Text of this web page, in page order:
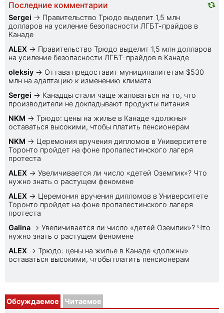
Последние комментарии
Sеrgei → Правительство Трюдо выделит 1,5 млн
долларов на усиление безопасности ЛГБТ-прайдов в
Канаде
ALEX → Правительство Трюдо выделит 1,5 млн долларов
на усиление безопасности ЛГБТ-прайдов в Канаде
oleksiy → Оттава предоставит муниципалитетам $530
млн на адаптацию к изменению климата
Sеrgei → Канадцы стали чаще жаловаться на то, что
производители не докладывают продукты питания
NKM → Трюдо: цены на жилье в Канаде «должны»
оставаться высокими, чтобы платить пенсионерам
NKM → Церемония вручения дипломов в Университете
Торонто пройдет на фоне пропалестинского лагеря
протеста
ALEX → Увеличивается ли число «детей Оземпик»? Что
нужно знать о растущем феномене
ALEX → Церемония вручения дипломов в Университете
Торонто пройдет на фоне пропалестинского лагеря
протеста
Galina → Увеличивается ли число «детей Оземпик»? Что
нужно знать о растущем феномене
ALEX → Трюдо: цены на жилье в Канаде «должны»
оставаться высокими, чтобы платить пенсионерам
Обсуждаемое Читаемое